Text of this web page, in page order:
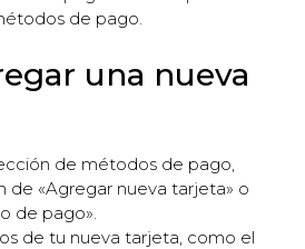
de pago.
una nueva
de métodos de pago,
de «Agregar nueva tarjeta» o
de pago».
de tu nueva tarjeta, como el